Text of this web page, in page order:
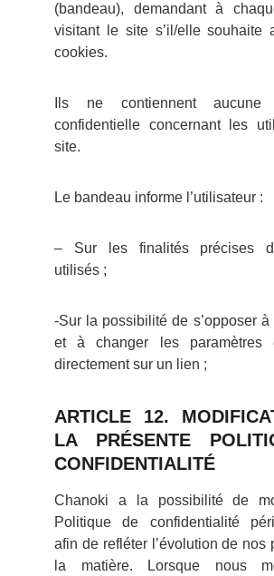
(bandeau), demandant à
visitant le site s’il/elle souhaite
cookies.
Ils ne contiennent aucune
confidentielle concernant les
site.
Le bandeau informe l’utilisateur :
– Sur les finalités précises
utilisés ;
-Sur la possibilité de s’opposer
et à changer les paramètres
directement sur un lien ;
ARTICLE 12.
LA PRÉSENTE
CONFIDENTIALITÉ
Chanoki a la possibilité de
Politique de confidentialité
afin de refléter l’évolution de nos
la matière. Lorsque nous